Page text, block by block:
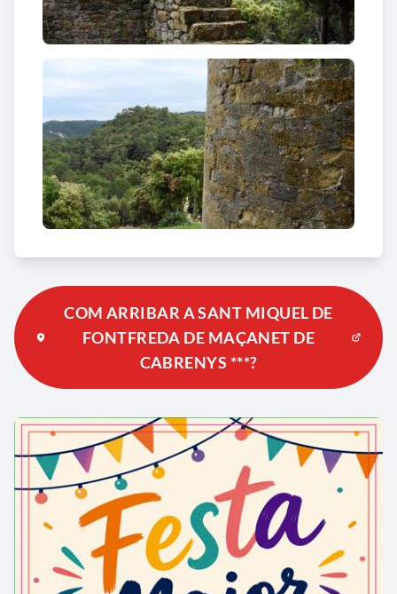
COM ARRIBAR A SANT MIQUEL DE
FONTFREDA DE MAÇANET DE
CABRENYS ***?